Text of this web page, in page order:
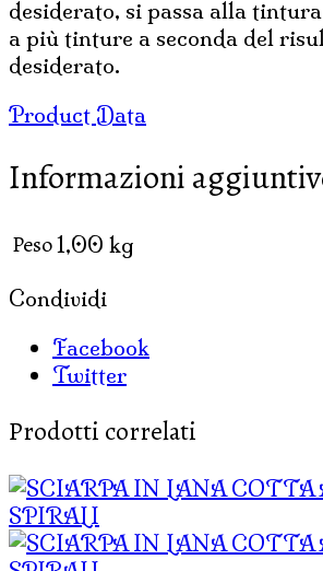
desiderato, si passa alla
a più tinture a seconda del
desiderato.
Product Data
Informazioni
Peso1,00 kg
Condividi
Facebook
Twitter
Prodotti correlati